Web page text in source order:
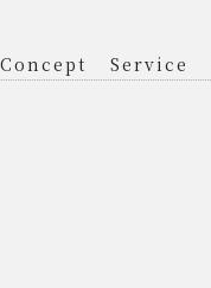
Concept Service